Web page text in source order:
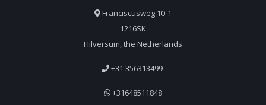
Franciscusweg 10-1
1216SK
Hilversum, the Netherlands
+31 356313499
+31648511848